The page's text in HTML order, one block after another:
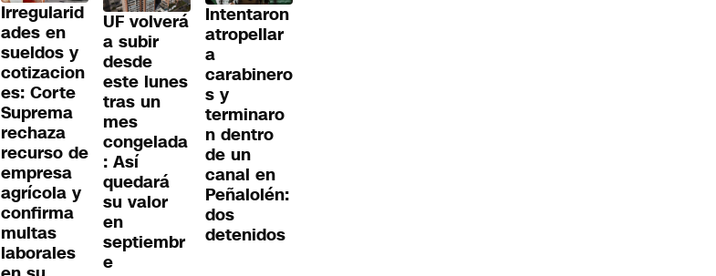
Irregularid
ades en
sueldos y
cotizacion
es: Corte
Suprema
rechaza
recurso de
empresa
agrícola y
confirma
multas
laborales
UF volverá
a subir
desde
este lunes
tras un
mes
congelada
: Así
quedará
su valor
en
septiembr
e
Intentaron
atropellar
a
carabinero
s y
terminaro
n dentro
de un
canal en
Peñalolén:
dos
detenidos